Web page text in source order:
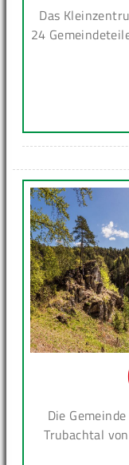
Das
24
Die
Trubachtal